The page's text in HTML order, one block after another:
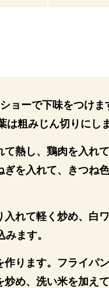
ョーで下味をつけま
粗みじん切りにしま
て熱し、鶏肉を入れ
を入れて、きつね
れて軽く炒め、白ワ
ます。
作ります。フライパ
め、洗い米を加え